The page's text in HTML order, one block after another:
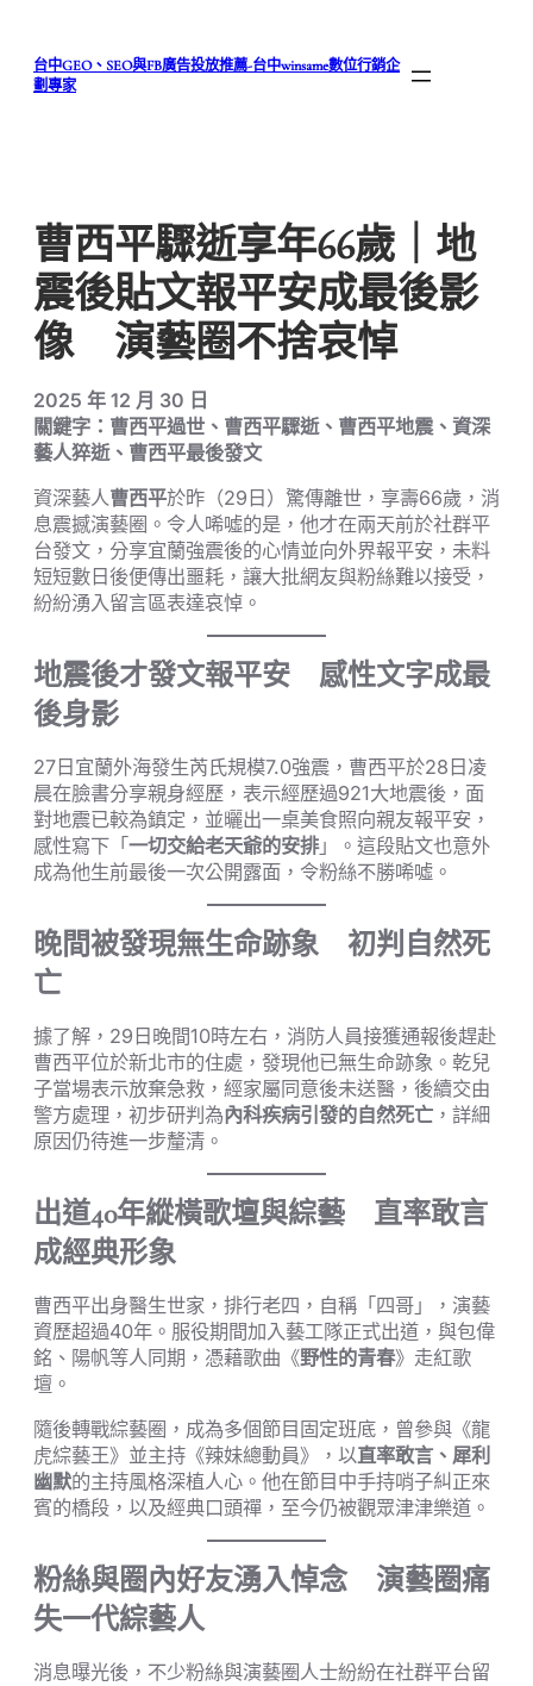
台中GEO、SEO與FB廣告投放推薦-台中winsame數位行銷企
劃專家
曹西平驟逝享年66歲｜地
震後貼文報平安成最後影
像 演藝圈不捨哀悼
2025 年 12 月 30 日
關鍵字：曹西平過世、曹西平驟逝、曹西平地震、資深
藝人猝逝、曹西平最後發文
資深藝人曹西平於昨（29日）驚傳離世，享壽66歲，消
息震撼演藝圈。令人唏噓的是，他才在兩天前於社群平
台發文，分享宜蘭強震後的心情並向外界報平安，未料
短短數日後便傳出噩耗，讓大批網友與粉絲難以接受，
紛紛湧入留言區表達哀悼。
地震後才發文報平安 感性文字成最
後身影
27日宜蘭外海發生芮氏規模7.0強震，曹西平於28日凌
晨在臉書分享親身經歷，表示經歷過921大地震後，面
對地震已較為鎮定，並曬出一桌美食照向親友報平安，
感性寫下「 一切交給老天爺的安排」。這段貼文也意外
成為他生前最後一次公開露面，令粉絲不勝唏噓。
晚間被發現無生命跡象 初判自然死
亡
據了解，29日晚間10時左右，消防人員接獲通報後趕赴
曹西平位於新北市的住處，發現他已無生命跡象。乾兒
子當場表示放棄急救，經家屬同意後未送醫，後續交由
警方處理，初步研判為內科疾病引發的自然死亡 ，詳細
原因仍待進一步釐清。
出道40年縱橫歌壇與綜藝 直率敢言
成經典形象
曹西平出身醫生世家，排行老四，自稱「四哥」，演藝
資歷超過40年。服役期間加入藝工隊正式出道，與包偉
銘、陽帆等人同期，憑藉歌曲《野性的青春》走紅歌
壇。
隨後轉戰綜藝圈，成為多個節目固定班底，曾參與《龍
虎綜藝王》並主持《辣妹總動員》，以直率敢言、犀利
幽默的主持風格深植人心。他在節目中手持哨子糾正來
賓的橋段，以及經典口頭禪，至今仍被觀眾津津樂道。
粉絲與圈內好友湧入悼念 演藝圈痛
失一代綜藝人
消息曝光後，不少粉絲與演藝圈人士紛紛在社群平台留